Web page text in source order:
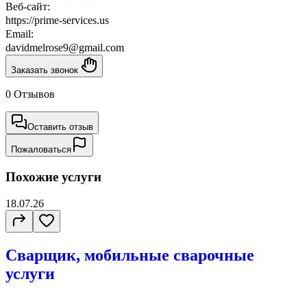
Веб-сайт:
https://prime-services.us
Email:
davidmelrose9@gmail.com
Заказать звонок
0 Отзывов
Оставить отзыв
Пожаловаться
Похожие услуги
18.07.26
Сварщик, мобильные сварочные
услуги